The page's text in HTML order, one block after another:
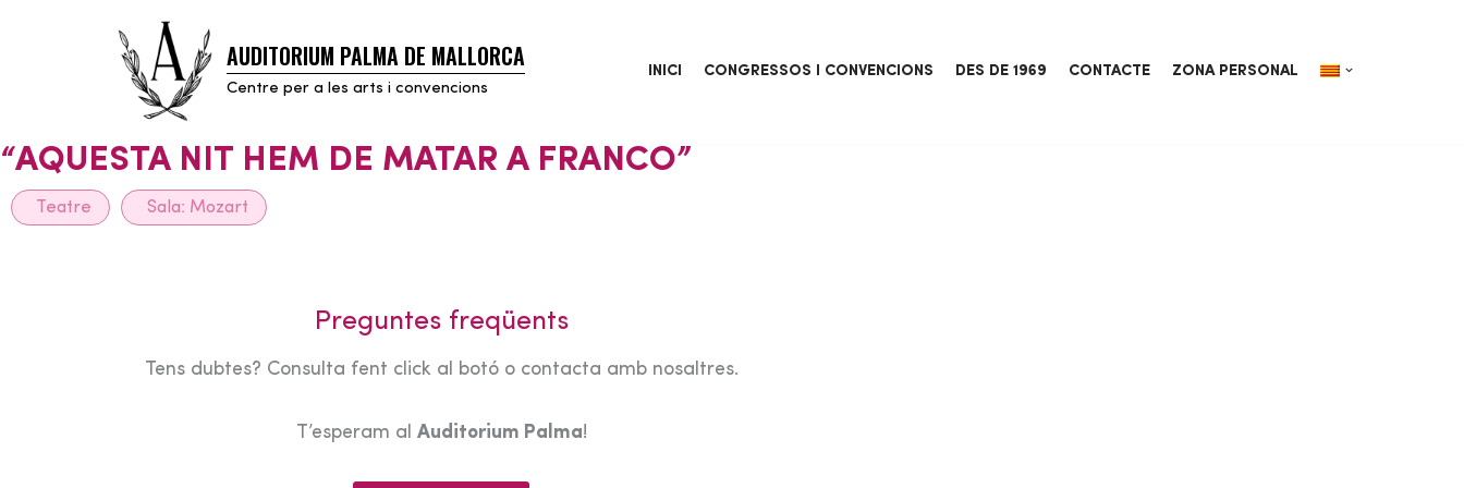
AUDITORIUM PALMA DE MALLORCA
Centre per a les arts i convencions
INICI CONGRESSOS I CONVENCIONS DES DE 1969 CONTACTE ZONA PERSONAL
“AQUESTA NIT HEM DE MATAR A FRANCO”
Teatre Sala: Mozart
Preguntes freqüents
Tens dubtes? Consulta fent click al botó o contacta amb nosaltres.
T’esperam al Auditorium Palma!